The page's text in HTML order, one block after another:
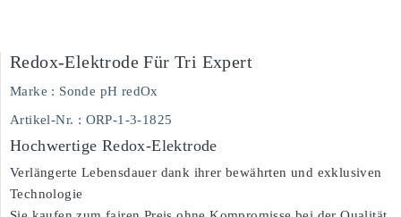
Redox-Elektrode Für Tri Expert
Marke : Sonde pH redOx
Artikel-Nr. : ORP-1-3-1825
Hochwertige Redox-Elektrode
Verlängerte Lebensdauer dank ihrer bewährten und exklusiven
Technologie